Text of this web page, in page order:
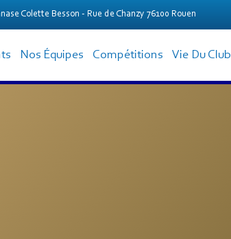
Colette Besson - Rue de Chanzy 76100 Rouen
Nos Équipes Compétitions Vie Du Club